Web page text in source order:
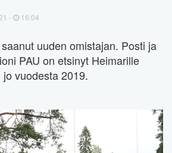
- 16:04
uuden omistajan. Posti ja
PAU on etsinyt Heimarille
vuodesta 2019.